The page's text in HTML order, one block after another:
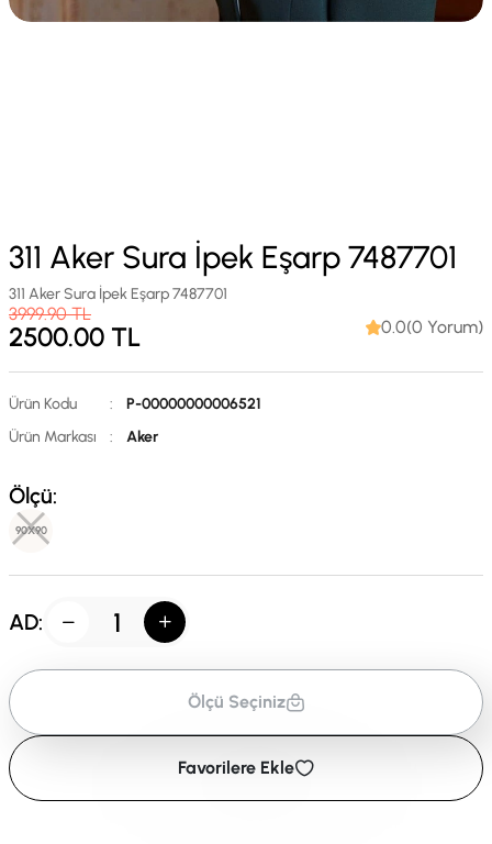
311 Aker Sura İpek Eşarp 7487701
311 Aker Sura İpek Eşarp 7487701
3999.90TL
2500.00 TL 0.0(0 Yorum)
Ürün Kodu :
P-00000000006521
Ürün Markası
: Aker
Ölçü:
90X90
AD:
Ölçü Seçiniz
Favorilere Ekle